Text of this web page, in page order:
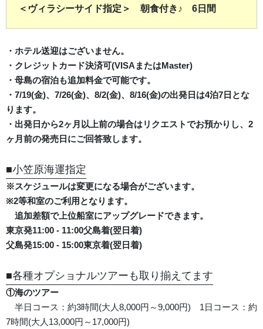
＜ヴィラシーサイド指定＞ 朝食付き♪ 6日間
・ホテル送迎はございません。
・クレジットカード決済可(VISAまたはMaster)
・母島の宿泊も追加料金で可能です。
・7/19(金)、7/26(金)、8/2(金)、8/16(金)の出発日は4泊7日とな
ります。
・出発日から2ヶ月以上前の場合はリクエストでお預かりし、2
ヶ月前の発売日にご回答致します。
■小笠原海運指定
※スケジュールは変更になる場合がございます。
※2等和室のご利用となります。
追加差額で上位船室にアップグレードできます。
東京発11:00 - 11:00父島着(翌日着)
父島発15:00 - 15:00東京着(翌日着)
■各種オプショナルツアーも取り揃えてます
①海のツアー
半日コース：約3時間(大人8,000円～9,000円) 1日コース：約
7時間(大人13,000円～17,000円)